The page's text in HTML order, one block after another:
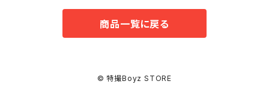
商品一覧に戻る
© 特撮Boyz STORE